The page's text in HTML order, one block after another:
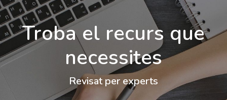
Troba el recurs que
necessites
Revisat per experts